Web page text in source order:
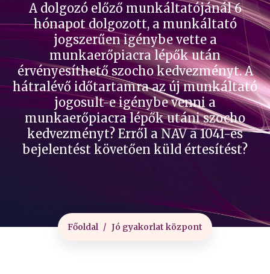
A dolgozó előző munkáltatójánál 6
hónapot dolgozott, a munkáltató
jogszerűen igénybe vette a
munkaerőpiacra lépők után
érvényesíthető szocho kedvezményt. A
hátralévő időtartamra az új munkáltató
jogosult-e igénybe venni a
munkaerőpiacra lépők utáni szocho
kedvezményt? Erről a NAV a 1041-es
bejelentést követően küld értesítést?
Főoldal Jó gyakorlat központ